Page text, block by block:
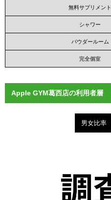
無料サプリメント
シャワー
パウダールーム
完全個室
Apple GYM葛西店の利用者層
男女比率